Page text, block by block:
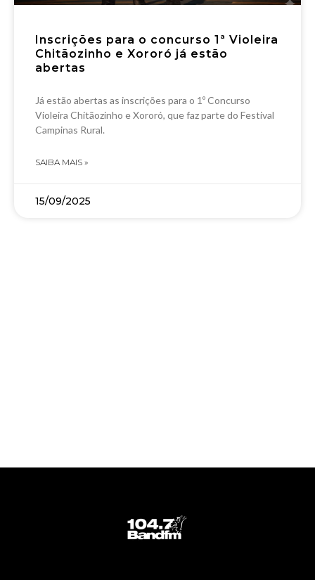
Inscrições para o concurso 1ª Violeira
Chitãozinho e Xororó já estão
abertas
Já estão abertas as inscrições para o 1º Concurso
Violeira Chitãozinho e Xororó, que faz parte do Festival
Campinas Rural.
SAIBA MAIS »
15/09/2025